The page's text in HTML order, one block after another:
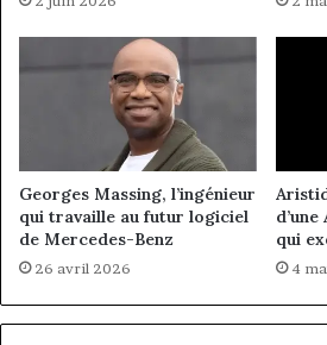
Georges Massing, l’ingénieur
qui travaille au futur logiciel
de Mercedes-Benz
26 avril 2026
qui
4